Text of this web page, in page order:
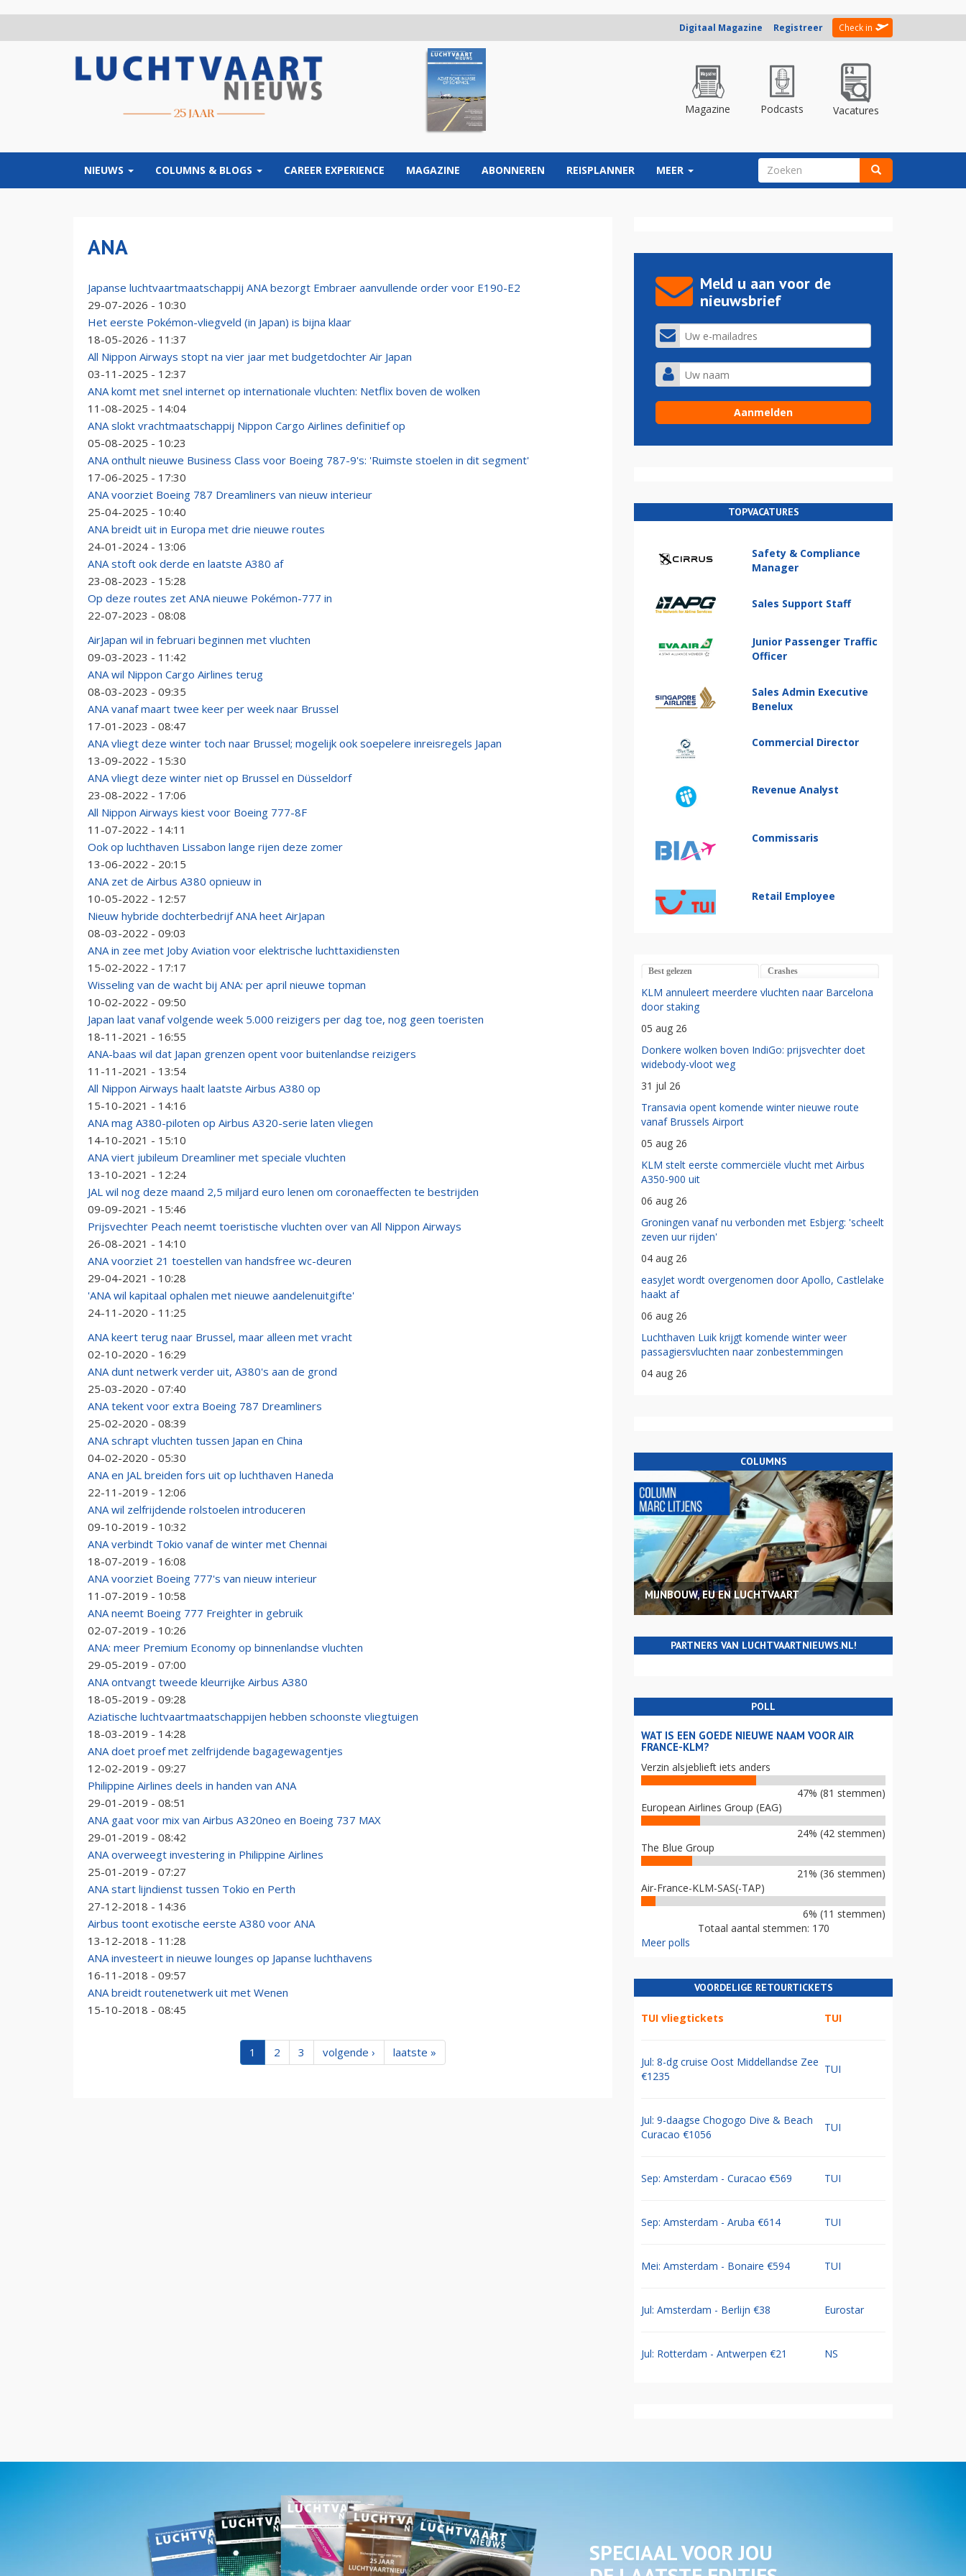
Digitaal Magazine Registreer Check in
Magazine Podcasts Vacatures
NIEUWS COLUMNS & BLOGS CAREER EXPERIENCE MAGAZINE ABONNEREN REISPLANNER MEER ZOEKVELD
ANA
Japanse luchtvaartmaatschappij ANA bezorgt Embraer aanvullende order voor E190-E2
29-07-2026 - 10:30
Het eerste Pokémon-vliegveld (in Japan) is bijna klaar
18-05-2026 - 11:37
All Nippon Airways stopt na vier jaar met budgetdochter Air Japan
03-11-2025 - 12:37
ANA komt met snel internet op internationale vluchten: Netflix boven de wolken
11-08-2025 - 14:04
ANA slokt vrachtmaatschappij Nippon Cargo Airlines definitief op
05-08-2025 - 10:23
ANA onthult nieuwe Business Class voor Boeing 787-9's: 'Ruimste stoelen in dit segment'
17-06-2025 - 17:30
ANA voorziet Boeing 787 Dreamliners van nieuw interieur
25-04-2025 - 10:40
ANA breidt uit in Europa met drie nieuwe routes
24-01-2024 - 13:06
ANA stoft ook derde en laatste A380 af
23-08-2023 - 15:28
Op deze routes zet ANA nieuwe Pokémon-777 in
22-07-2023 - 08:08
AirJapan wil in februari beginnen met vluchten
09-03-2023 - 11:42
ANA wil Nippon Cargo Airlines terug
08-03-2023 - 09:35
ANA vanaf maart twee keer per week naar Brussel
17-01-2023 - 08:47
ANA vliegt deze winter toch naar Brussel; mogelijk ook soepelere inreisregels Japan
13-09-2022 - 15:30
ANA vliegt deze winter niet op Brussel en Düsseldorf
23-08-2022 - 17:06
All Nippon Airways kiest voor Boeing 777-8F
11-07-2022 - 14:11
Ook op luchthaven Lissabon lange rijen deze zomer
13-06-2022 - 20:15
ANA zet de Airbus A380 opnieuw in
10-05-2022 - 12:57
Nieuw hybride dochterbedrijf ANA heet AirJapan
08-03-2022 - 09:03
ANA in zee met Joby Aviation voor elektrische luchttaxidiensten
15-02-2022 - 17:17
Wisseling van de wacht bij ANA: per april nieuwe topman
10-02-2022 - 09:50
Japan laat vanaf volgende week 5.000 reizigers per dag toe, nog geen toeristen
18-11-2021 - 16:55
ANA-baas wil dat Japan grenzen opent voor buitenlandse reizigers
11-11-2021 - 13:54
All Nippon Airways haalt laatste Airbus A380 op
15-10-2021 - 14:16
ANA mag A380-piloten op Airbus A320-serie laten vliegen
14-10-2021 - 15:10
ANA viert jubileum Dreamliner met speciale vluchten
13-10-2021 - 12:24
JAL wil nog deze maand 2,5 miljard euro lenen om coronaeffecten te bestrijden
09-09-2021 - 15:46
Prijsvechter Peach neemt toeristische vluchten over van All Nippon Airways
26-08-2021 - 14:10
ANA voorziet 21 toestellen van handsfree wc-deuren
29-04-2021 - 10:28
'ANA wil kapitaal ophalen met nieuwe aandelenuitgifte'
24-11-2020 - 11:25
ANA keert terug naar Brussel, maar alleen met vracht
02-10-2020 - 16:29
ANA dunt netwerk verder uit, A380's aan de grond
25-03-2020 - 07:40
ANA tekent voor extra Boeing 787 Dreamliners
25-02-2020 - 08:39
ANA schrapt vluchten tussen Japan en China
04-02-2020 - 05:30
ANA en JAL breiden fors uit op luchthaven Haneda
22-11-2019 - 12:06
ANA wil zelfrijdende rolstoelen introduceren
09-10-2019 - 10:32
ANA verbindt Tokio vanaf de winter met Chennai
18-07-2019 - 16:08
ANA voorziet Boeing 777's van nieuw interieur
11-07-2019 - 10:58
ANA neemt Boeing 777 Freighter in gebruik
02-07-2019 - 10:26
ANA: meer Premium Economy op binnenlandse vluchten
29-05-2019 - 07:00
ANA ontvangt tweede kleurrijke Airbus A380
18-05-2019 - 09:28
Aziatische luchtvaartmaatschappijen hebben schoonste vliegtuigen
18-03-2019 - 14:28
ANA doet proef met zelfrijdende bagagewagentjes
12-02-2019 - 09:27
Philippine Airlines deels in handen van ANA
29-01-2019 - 08:51
ANA gaat voor mix van Airbus A320neo en Boeing 737 MAX
29-01-2019 - 08:42
ANA overweegt investering in Philippine Airlines
25-01-2019 - 07:27
ANA start lijndienst tussen Tokio en Perth
27-12-2018 - 14:36
Airbus toont exotische eerste A380 voor ANA
13-12-2018 - 11:28
ANA investeert in nieuwe lounges op Japanse luchthavens
16-11-2018 - 09:57
ANA breidt routenetwerk uit met Wenen
15-10-2018 - 08:45
1 2 3 volgende › laatste »
Meld u aan voor de
nieuwsbrief
TOPVACATURES
Safety & Compliance
Manager
Sales Support Staff
Junior Passenger Traffic
Officer
Sales Admin Executive
Benelux
Commercial Director
Revenue Analyst
Commissaris
Retail Employee
Best gelezen Crashes
KLM annuleert meerdere vluchten naar Barcelona
door staking
05 aug 26
Donkere wolken boven IndiGo: prijsvechter doet
widebody-vloot weg
31 jul 26
Transavia opent komende winter nieuwe route
vanaf Brussels Airport
05 aug 26
KLM stelt eerste commerciële vlucht met Airbus
A350-900 uit
06 aug 26
Groningen vanaf nu verbonden met Esbjerg: 'scheelt
zeven uur rijden'
04 aug 26
easyJet wordt overgenomen door Apollo, Castlelake
haakt af
06 aug 26
Luchthaven Luik krijgt komende winter weer
passagiersvluchten naar zonbestemmingen
04 aug 26
COLUMNS
MIJNBOUW, EU EN LUCHTVAART
PARTNERS VAN LUCHTVAARTNIEUWS.NL!
POLL
WAT IS EEN GOEDE NIEUWE NAAM VOOR AIR
FRANCE-KLM?
Verzin alsjeblieft iets anders
47% (81 stemmen)
European Airlines Group (EAG)
24% (42 stemmen)
The Blue Group
21% (36 stemmen)
Air-France-KLM-SAS(-TAP)
6% (11 stemmen)
Totaal aantal stemmen: 170
Meer polls
VOORDELIGE RETOURTICKETS
TUI vliegtickets TUI
Jul: 8-dg cruise Oost Middellandse Zee
€1235
TUI
Jul: 9-daagse Chogogo Dive & Beach
Curacao €1056
TUI
Sep: Amsterdam - Curacao €569 TUI
Sep: Amsterdam - Aruba €614 TUI
Mei: Amsterdam - Bonaire €594 TUI
Jul: Amsterdam - Berlijn €38 Eurostar
Jul: Rotterdam - Antwerpen €21 NS
SPECIAAL VOOR JOU